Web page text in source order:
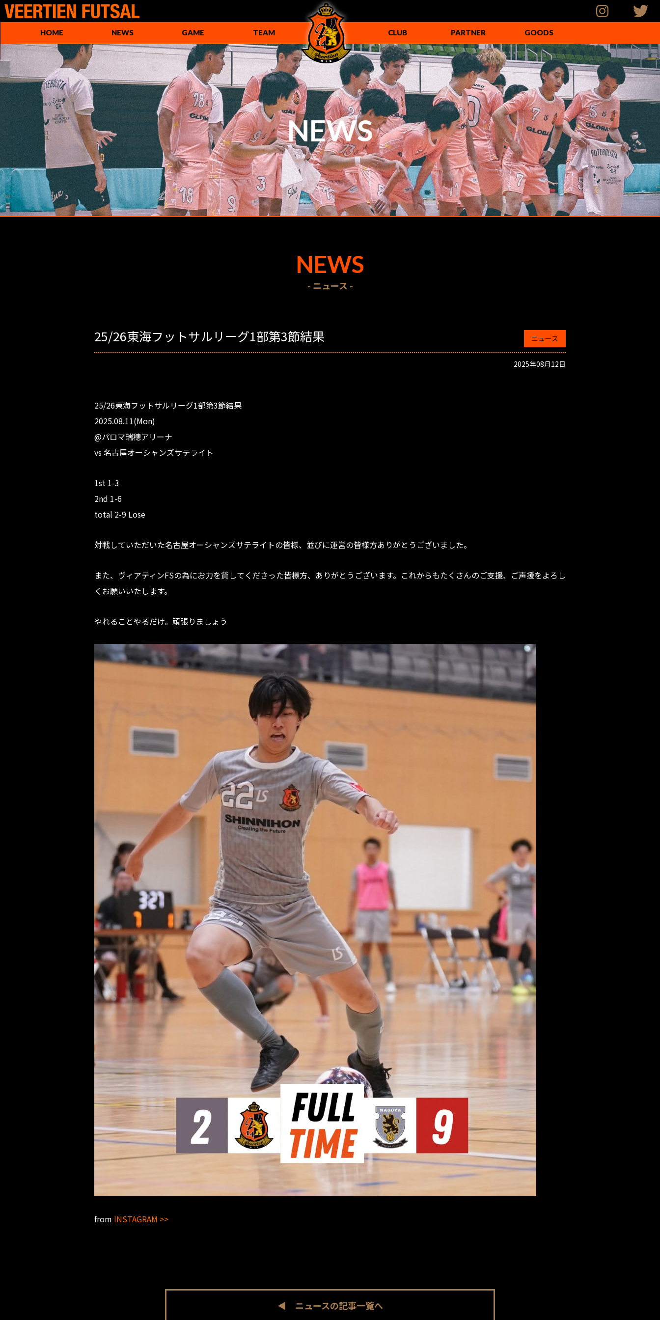
HOME NEWS GAME
試合日程＆結果
順位表
TEAM
選手
スタッフ
CLUB
クラブ概要
代表挨拶・理念
PARTNER GOODS
NEWS
NEWS
- ニュース -
ニュース
25/26東海フットサルリーグ1部第3節結果
2025年08月12日
25/26東海フットサルリーグ1部第3節結果
2025.08.11(Mon)
@パロマ瑞穂アリーナ
vs 名古屋オーシャンズサテライト
1st 1-3
2nd 1-6
total 2-9 Lose
対戦していただいた名古屋オーシャンズサテライトの皆様、並びに運営の皆様方ありがとうございました。
また、ヴィアティンFSの為にお力を貸してくださった皆様方、ありがとうございます。これからもたくさんのご支援、ご声援をよろし
くお願いいたします。
やれることやるだけ。頑張りましょう
from INSTAGRAM >>
◀︎ ニュースの記事一覧へ